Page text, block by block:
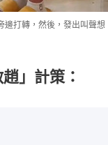
邊打轉，然後，發出叫聲想
」計策：